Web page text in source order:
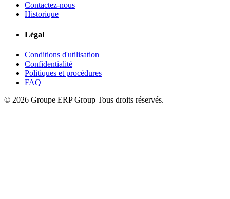
Contactez-nous
Historique
Légal
Conditions d'utilisation
Confidentialité
Politiques et procédures
FAQ
© 2026 Groupe ERP Group Tous droits réservés.